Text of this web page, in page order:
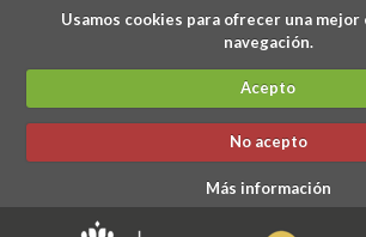
Usamos cookies para ofrecer una
navegación.
Acepto
No acepto
Más información